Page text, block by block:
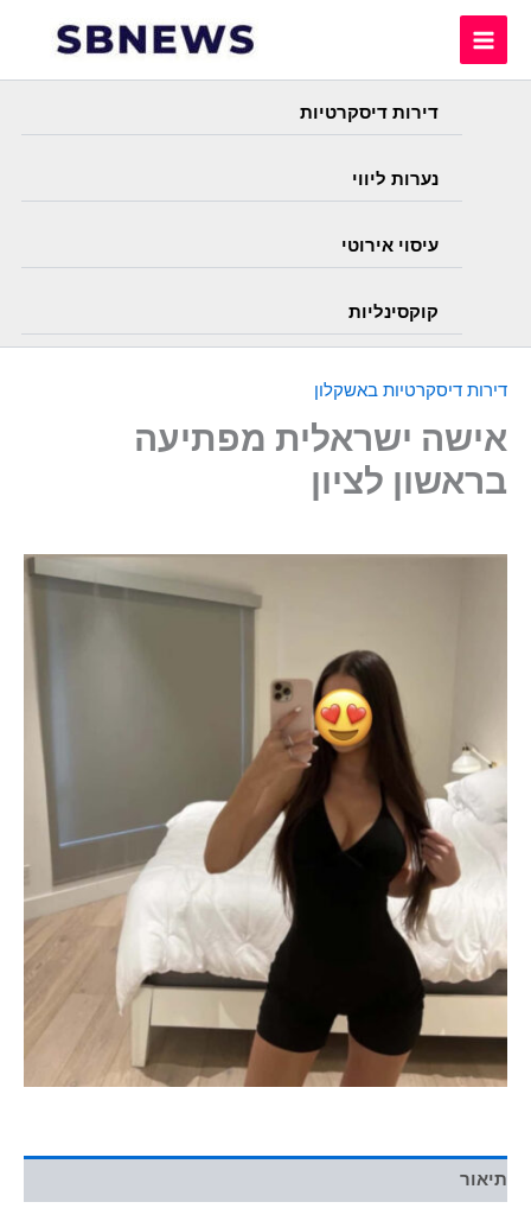
דירות דיסקרטיות
נערות ליווי
עיסוי אירוטי
קוקסינליות
דירות דיסקרטיות באשקלון
אישה ישראלית מפתיעה
בראשון לציון
תיאור